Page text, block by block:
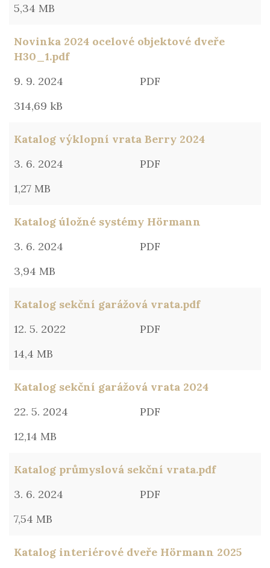
5,34 MB
Novinka 2024 ocelové objektové dveře
H30_1.pdf
9. 9. 2024
PDF
314,69 kB
Katalog výklopní vrata Berry 2024
3. 6. 2024
PDF
1,27 MB
Katalog úložné systémy Hörmann
3. 6. 2024
PDF
3,94 MB
Katalog sekční garážová vrata.pdf
12. 5. 2022
PDF
14,4 MB
Katalog sekční garážová vrata 2024
22. 5. 2024
PDF
12,14 MB
Katalog průmyslová sekční vrata.pdf
3. 6. 2024
PDF
7,54 MB
Katalog interiérové dveře Hörmann 2025